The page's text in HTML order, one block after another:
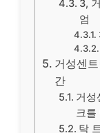
3,
엄
거성센
간
거성
크를
탁